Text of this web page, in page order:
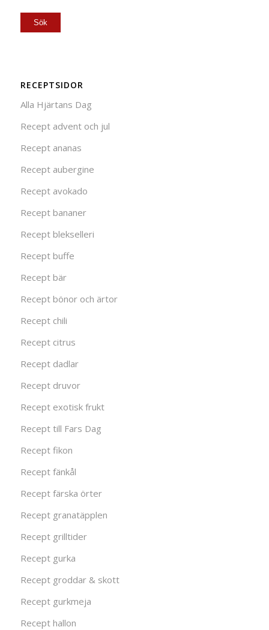
RECEPTSIDOR
Alla Hjärtans Dag
Recept advent och jul
Recept ananas
Recept aubergine
Recept avokado
Recept bananer
Recept blekselleri
Recept buffe
Recept bär
Recept bönor och ärtor
Recept chili
Recept citrus
Recept dadlar
Recept druvor
Recept exotisk frukt
Recept till Fars Dag
Recept fikon
Recept fänkål
Recept färska örter
Recept granatäpplen
Recept grilltider
Recept gurka
Recept groddar & skott
Recept gurkmeja
Recept hallon